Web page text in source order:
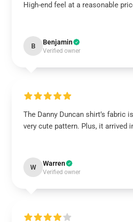
High-end feel at a reasonable
B Benjamin
Verified owner
The Danny Duncan shirt’s fabric
very cute pattern. Plus, it arrived
W Warren
Verified owner